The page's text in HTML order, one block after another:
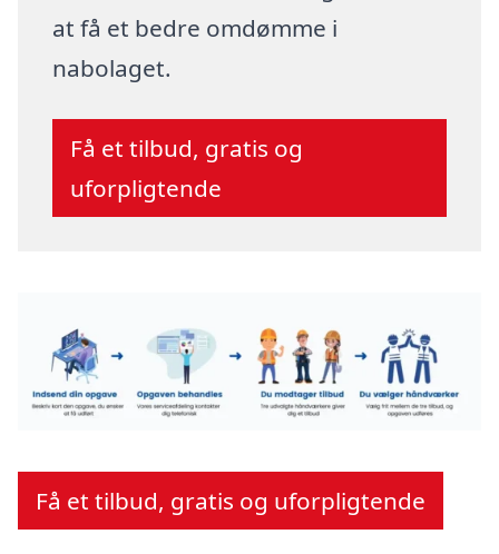
at få et bedre omdømme i
nabolaget.
Få et tilbud, gratis og
uforpligtende
Få et tilbud, gratis og uforpligtende